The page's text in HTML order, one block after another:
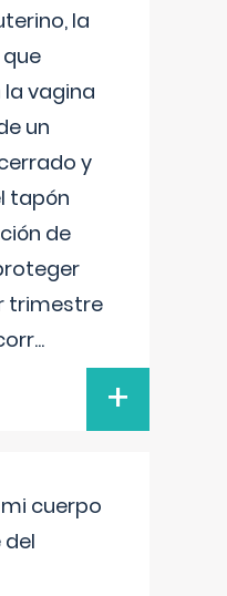
la
vagina
un
y
tapón
de
trimestre
...
+
cuerpo